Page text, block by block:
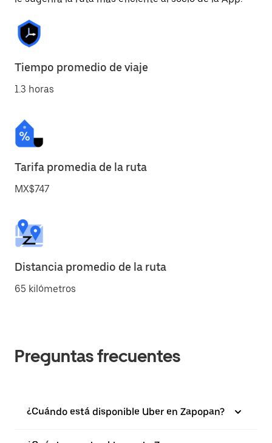
Tiempo promedio de viaje
1.3 horas
Tarifa promedia de la ruta
MX$747
Distancia promedio de la ruta
65 kilómetros
Preguntas frecuentes
¿Cuándo está disponible Uber en Zapopan?